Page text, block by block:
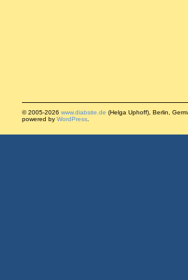
© 2005-2026 www.diabsite.de (Helga Uphoff), Berlin,
powered by WordPress.